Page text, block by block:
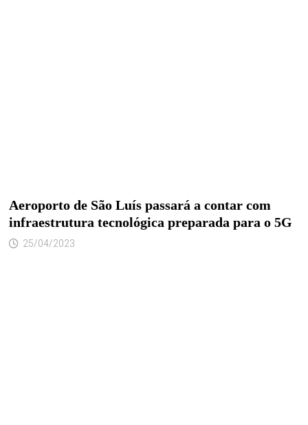
Aeroporto de São Luís passará a contar com
infraestrutura tecnológica preparada para o 5G
25/04/2023